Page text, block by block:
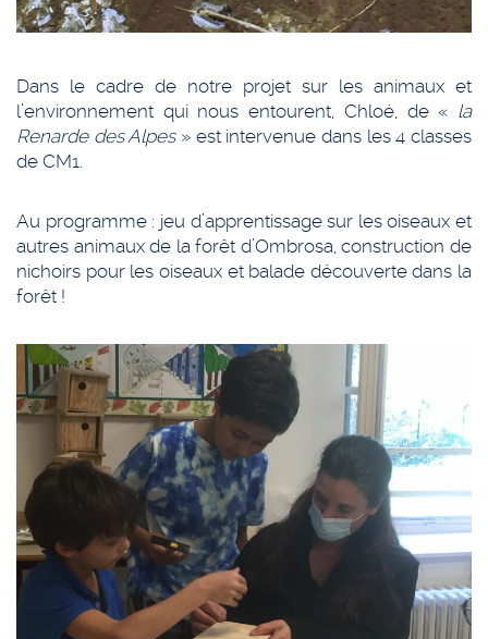
Dans le cadre de notre projet sur les animaux et
l’environnement qui nous entourent, Chloé, de « la
Renarde des Alpes» est intervenue dans les 4 classes
de CM1.
Au programme : jeu d’apprentissage sur les oiseaux et
autres animaux de la forêt d’Ombrosa, construction de
nichoirs pour les oiseaux et balade découverte dans la
forêt !